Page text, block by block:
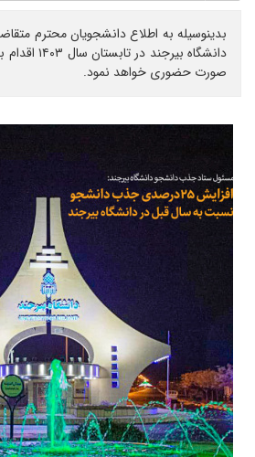
بدینوسیله به اطلاع دانشجویان محترم
دانشگاه
صورت حضوری خواهد نمود.